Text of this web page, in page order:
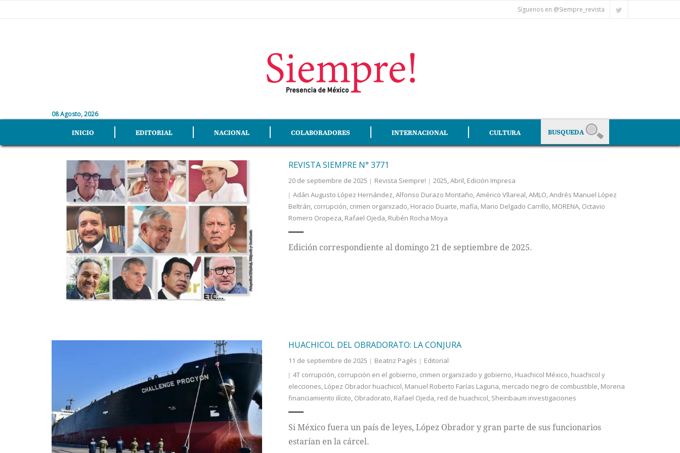
Síguenos en @Siempre_revista
08 Agosto, 2026
INICIO EDITORIAL NACIONAL COLABORADORES INTERNACIONAL CULTURA
REVISTA SIEMPRE N° 3771
20 de septiembre de 2025 Revista Siempre! 2025,Abril, Edición Impresa
Adán Augusto López Hernández,Alfonso Durazo Montaño,Américo Vllareal,AMLO,Andrés Manuel López
Beltrán, corrupción, crimen organizado, Horacio Duarte, mafía, Mario Delgado Carrillo, MORENA, Octavio
Romero Oropeza, Rafael Ojeda, Rubén Rocha Moya
Edición correspondiente al domingo 21 de septiembre de 2025.
HUACHICOL DEL OBRADORATO: LA CONJURA
11 de septiembre de 2025 Beatriz Pagés
Editorial
4T corrupción corrupción en el gobierno crimen organizado y gobierno Huachicol México huachicol y
elecciones López Obrador huachicol Manuel Roberto Farías Laguna mercado negro de combustible Morena
financiamiento ilícito Obradorato Rafael Ojeda red de huachicol Sheinbaum investigaciones
Si México fuera un país de leyes, López Obrador y gran parte de sus funcionarios
estarían en la cárcel.